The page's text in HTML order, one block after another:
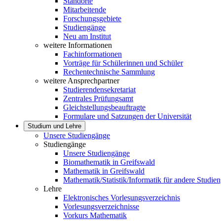
Mitarbeitende
Forschungsgebiete
Studiengänge
Neu am Institut
weitere Informationen
Fachinformationen
Vorträge für Schülerinnen und Schüler
Rechentechnische Sammlung
weitere Ansprechpartner
Studierendensekretariat
Zentrales Prüfungsamt
Gleichstellungsbeauftragte
Formulare und Satzungen der Universität
Studium und Lehre
Unsere Studiengänge
Studiengänge
Unsere Studiengänge
Biomathematik in Greifswald
Mathematik in Greifswald
Mathematik/Statistik/Informatik für andere
Lehre
Elektronisches Vorlesungsverzeichnis
Vorlesungsverzeichnisse
Vorkurs Mathematik